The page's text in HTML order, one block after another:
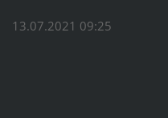
13.07.2021 09:25